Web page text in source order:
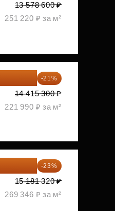
13 578 600 ₽
251 220 ₽ за м²
-21%
14 415 300 ₽
221 990 ₽ за м²
-23%
15 181 320 ₽
269 346 ₽ за м²